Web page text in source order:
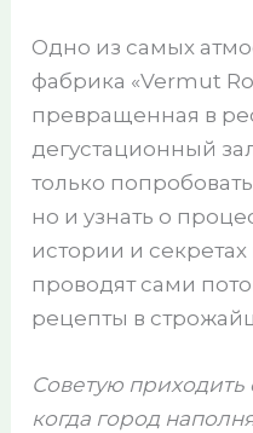
Одно из самых
фабрика «Vermut
превращенная в
дегустационный
только
но и узнать о
истории и секретах
проводят сами
рецепты в
Советую
когда город